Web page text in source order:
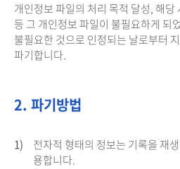
개인정보 파일의 처리 목적 달성, 해
등 그 개인정보 파일이 불필요하게 되
불필요한 것으로 인정되는 날로부터
파기합니다.
2. 파기방법
1)
전자적 형태의 정보는 기록을 재
용합니다.